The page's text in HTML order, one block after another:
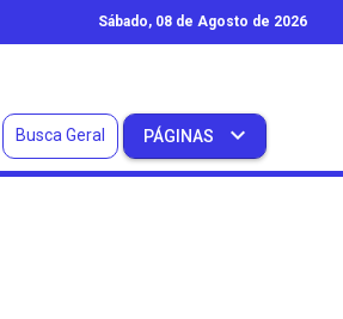
Sábado, 08 de Agosto de 2026
Busca Geral PÁGINAS